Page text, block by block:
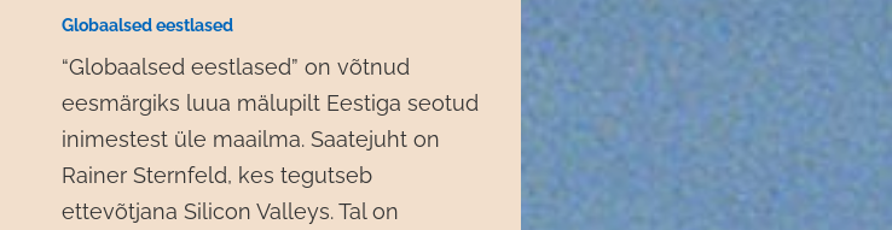
Globaalsedeestlased
“Globaalsed eestlased” on võtnud
eesmärgiks luua mälupilt Eestiga seotud
inimestest üle maailma. Saatejuht on
Rainer Sternfeld, kes tegutseb
ettevõtjana Silicon Valleys. Tal on